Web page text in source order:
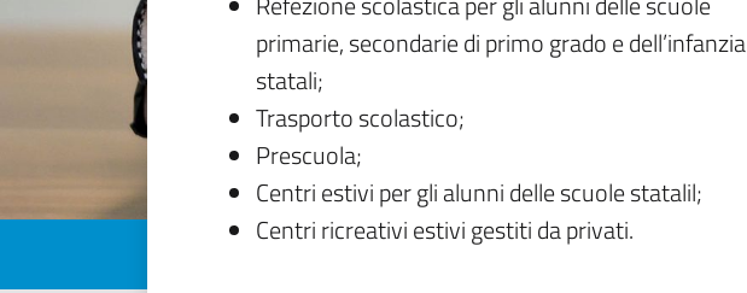
primarie, secondarie di primo grado e dell’infanzia
statali;
Trasporto scolastico;
Prescuola;
Centri estivi per gli alunni delle scuole statalil;
Centri ricreativi estivi gestiti da privati.